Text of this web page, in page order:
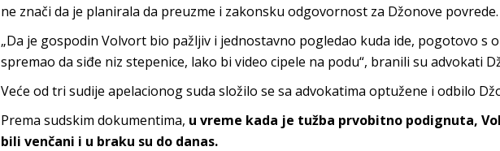
ne znači da je planirala da preuzme i zakonsku odgovornost za Džonove povrede.
„Da je gospodin Volvort bio pažljiv i jednostavno pogledao kuda ide, pogotovo s
spremao da siđe niz stepenice, lako bi video cipele na podu“, branili su advokati
Veće od tri sudije apelacionog suda složilo se sa advokatima optužene i odbilo
Prema sudskim dokumentima, u vreme kada je tužba prvobitno podignuta,
bili venčani i u braku su do danas.